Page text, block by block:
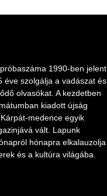
1990-ben jelent
éve szolgálja a vadászat és
olvasókat. A kezdetben
kiadott újság
medence egyik
vált. Lapunk
hónapra elkalauzolja
és a kultúra világába.